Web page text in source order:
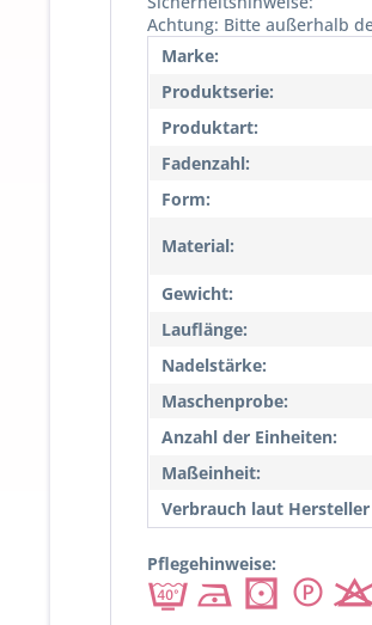
Achtung: Bitte außerhalb
Marke:
Produktserie:
Produktart:
Fadenzahl:
Form:
Material:
Gewicht:
Lauflänge:
Nadelstärke:
Maschenprobe:
Anzahl der Einheiten:
Maßeinheit:
Verbrauch laut Hersteller
Pflegehinweise: